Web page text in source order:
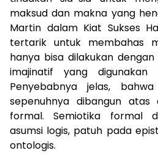
maksud dan makna yang
Martin dalam Kiat Sukses
tertarik untuk membahas
hanya bisa dilakukan
imajinatif yang
Penyebabnya jelas,
sepenuhnya dibangun
formal. Semiotika formal
asumsi logis, patuh pada
ontologis.